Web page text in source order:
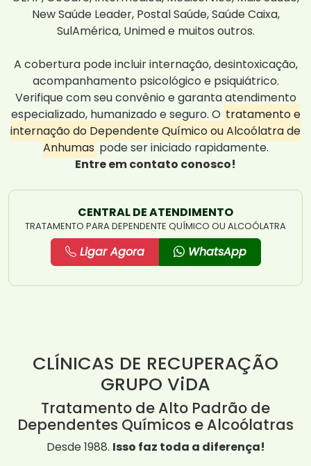
New Saúde Leader, Postal Saúde, Saúde Caixa,
SulAmérica, Unimed e muitos outros.
A cobertura pode incluir internação, desintoxicação,
acompanhamento psicológico e psiquiátrico.
Verifique com seu convênio e garanta atendimento
especializado, humanizado e seguro. O tratamento e
internação do Dependente Químico ou Alcoólatra de
Anhumas pode ser iniciado rapidamente.
Entre em contato conosco!
CENTRAL DE ATENDIMENTO
TRATAMENTO PARA DEPENDENTE QUÍMICO OU ALCOÓLATRA
Ligar Agora WhatsApp
CLÍNICAS DE RECUPERAÇÃO
GRUPO ViDA
Tratamento de Alto Padrão de
Dependentes Químicos e Alcoólatras
Desde 1988. Isso faz toda a diferença!